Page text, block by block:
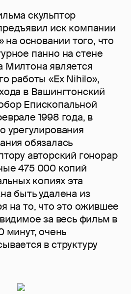
скульптор
иск компании
на основании того, что
панно на стене
Милтона является
работы «Ex Nihilo»,
в Вашингтонский
Епископальной
1998 года, в
урегулирования
обязалась
авторский гонорар
475 000 копий
копиях эта
быть удалена из
на то, что это ожившее
за весь фильм в
минут, очень
в структуру